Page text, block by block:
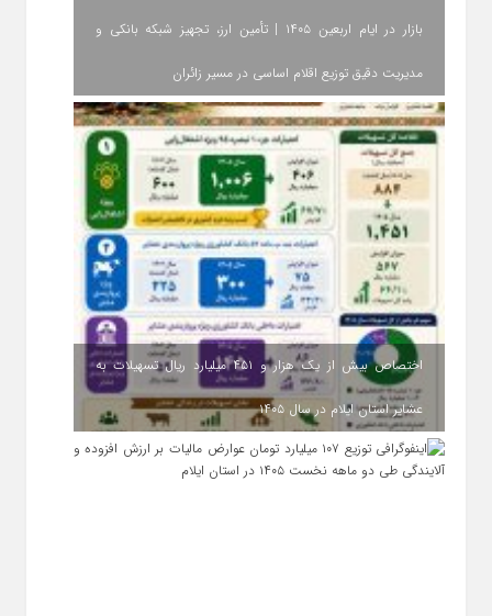
بازار در ایام اربعین ۱۴۰۵ | تأمین ارز، تجهیز شبکه بانکی و
مدیریت دقیق توزیع اقلام اساسی در مسیر زائران
اختصاص بیش از یک هزار و ۴۵۱ میلیارد ریال تسهیلات به
عشایر استان ایلام در سال ۱۴۰۵